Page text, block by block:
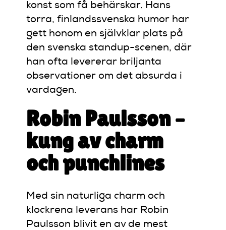
konst som få behärskar. Hans
torra, finlandssvenska humor har
gett honom en självklar plats på
den svenska standup-scenen, där
han ofta levererar briljanta
observationer om det absurda i
vardagen.
Robin Paulsson –
kung av charm
och punchlines
Med sin naturliga charm och
klockrena leverans har Robin
Paulsson blivit en av de mest